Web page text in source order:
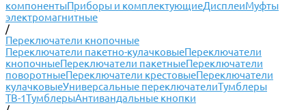
компонентыПриборы и комплектующиеДисплеиМуфты
электромагнитные
/
Переключатели кнопочные
Переключатели пакетно-кулачковыеПереключатели
кнопочныеПереключатели пакетныеПереключатели
поворотныеПереключатели крестовыеПереключатели
кулачковыеУниверсальные переключателиТумблеры
ТВ-1ТумблерыАнтивандальные кнопки